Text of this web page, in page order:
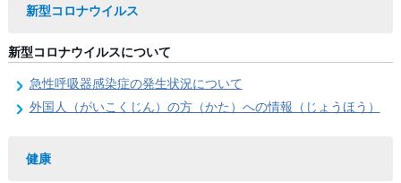
新型コロナウイルス
新型コロナウイルスについて
急性呼吸器感染症の発生状況について
外国人（がいこくじん）の方（かた）への情報（じょうほう）
健康